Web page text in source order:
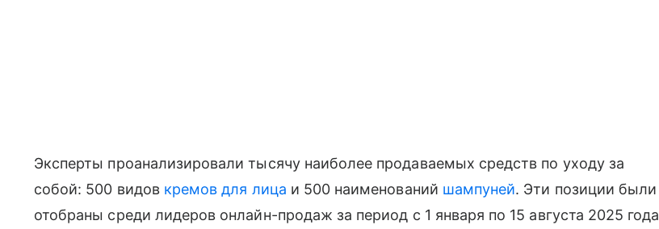
Эксперты проанализировали тысячу наиболее продаваемых средств по уходу за
собой: 500 видов кремов для лица и 500 наименований шампуней. Эти позиции были
отобраны среди лидеров онлайн-продаж за период с 1 января по 15 августа 2025 года